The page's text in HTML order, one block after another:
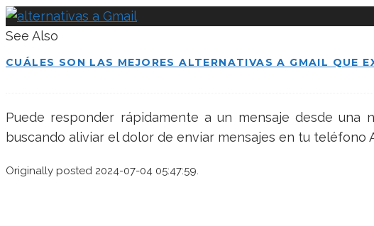
See Also
CUÁLES SON LAS MEJORES ALTERNATIVAS A GMAIL QUE
Puede responder rápidamente a un mensaje desde
buscando aliviar el dolor de enviar mensajes en tu teléfono
Originally posted 2024-07-04 05:47:59.